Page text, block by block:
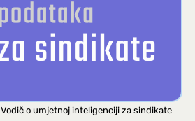
Vodič o umjetnoj inteligenciji za sindikate